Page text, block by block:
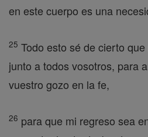
en este cuerpo es una
25 Todo esto sé de cierto
junto a todos vosotros, para
vuestro gozo en la fe,
26 para que mi regreso sea